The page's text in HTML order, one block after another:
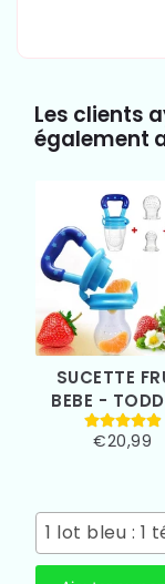
Les clients
également
SUCETTE
BEBE -
€20,99
1 lot bleu : 1